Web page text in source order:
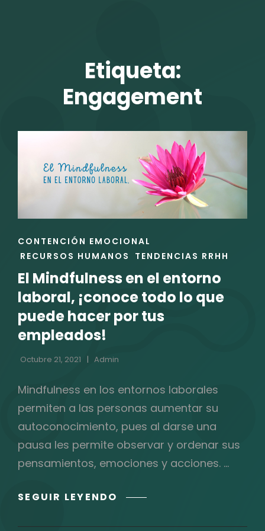
Etiqueta:
Engagement
ENLACES
DE
CATEGORÍAS
CONTENCIÓN EMOCIONAL
RECURSOS HUMANOS
TENDENCIAS RRHH
El Mindfulness en el entorno
laboral, ¡conoce todo lo que
puede hacer por tus
empleados!
Octubre 21, 2021 Admin
Mindfulness en los entornos laborales
permiten a las personas aumentar su
autoconocimiento, pues al darse una
pausa les permite observar y ordenar sus
pensamientos, emociones y acciones. …
SEGUIR LEYENDO EL
EN